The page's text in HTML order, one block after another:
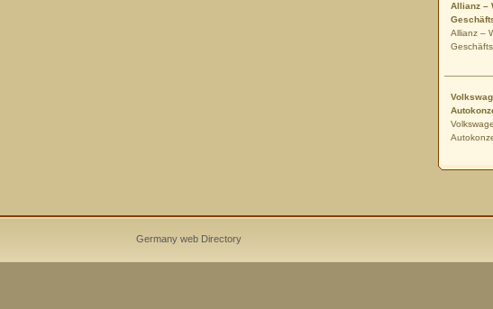
Allianz –
Allianz –
Germany web Directory